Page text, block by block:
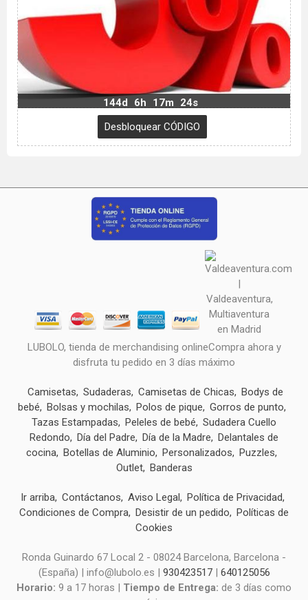
144d 6h 17m 23s
LUBOLO, tienda de merchandising onlineCompra ahora y
disfruta tu pedido en 3 días máximo
Camisetas Sudaderas Camisetas de Chicas
Bodys de
bebé
Bolsas y mochilas Polos de pique
Gorros de punto
Tazas Estampadas
Peleles de bebé
Sudadera Cuello
Redondo
Día del Padre Día de la Madre
Delantales de
cocina Botellas de Aluminio Personalizados
Puzzles
Outlet Banderas
Ir arriba Contáctanos Aviso Legal
Política de Privacidad
Condiciones de Compra Desistir de un pedido
Políticas de
Cookies
Ronda Guinardo 67 Local 2 - 08024 Barcelona, Barcelona -
(España) | info@lubolo.es | 930423517| 640125056
Horario: 9 a 17 horas | Tiempo de Entrega: de 3 días como